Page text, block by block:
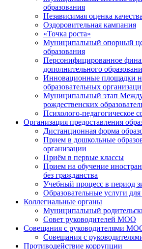
образования
Независимая оценка
Оздоровительная кампания
«Точка роста»
Муниципальный опорный
образования
Персонифицированное
дополнительного
Инновационные площадки
образовательных
Муниципальный этап
рождественских
Психолого-педагогическое
Организация предоставления
Дистанционная форма
Прием в дошкольные
организации
Приём в первые классы
Прием на обучение
без гражданства
Учебный процесс в период
Образовательные услуги
Коллегиальные органы
Муниципальный
Совет руководителей МОО
Совещания с руководителями
Совещания с
Противодействие коррупции